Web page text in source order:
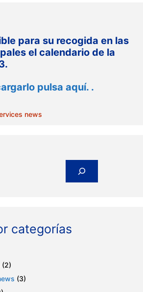
para su recogida en las
el calendario de la
pulsa aquí. .
news
categorías
(2)
(3)